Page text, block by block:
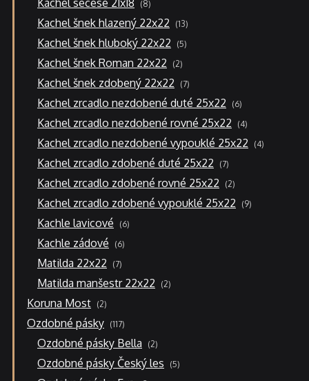
Kachel secese 21x18 8
produktů
Kachel šnek hlazený 22x22 1313
produktů
Kachel šnek hluboký 22x22 55
produktů
Kachel šnek Roman 22x22 22
produkty
Kachel šnek zdobený 22x22 77
produktů
Kachel zrcadlo nezdobené duté 25x22 66
produktů
Kachel zrcadlo nezdobené rovné 25x22 44
produkty
Kachel zrcadlo nezdobené vypouklé 25x22 44
produkty
Kachel zrcadlo zdobené duté 25x22 77
produktů
Kachel zrcadlo zdobené rovné 25x22 22
produkty
Kachel zrcadlo zdobené vypouklé 25x22 99
produktů
Kachle lavicové 66
produktů
Kachle zádové 66
produktů
Matilda 22x22 77
produktů
Matilda manšestr 22x22 22
produkty
Koruna Most 22
produkty
Ozdobné pásky 117117
produktů
Ozdobné pásky Bella 22
produkty
Ozdobné pásky Český les 55
produktů